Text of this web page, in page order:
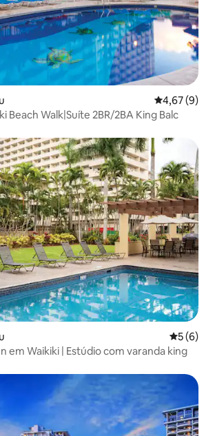
4,67 de uma
4,67 (9)
Beach Walk|Suíte 2BR/2BA King Balc
5 de
5 (6)
em Waikiki | Estúdio com varanda king